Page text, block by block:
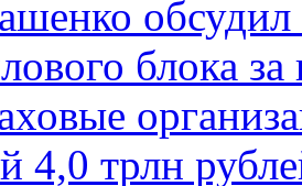
обсудил
блока за
4,0 трлн